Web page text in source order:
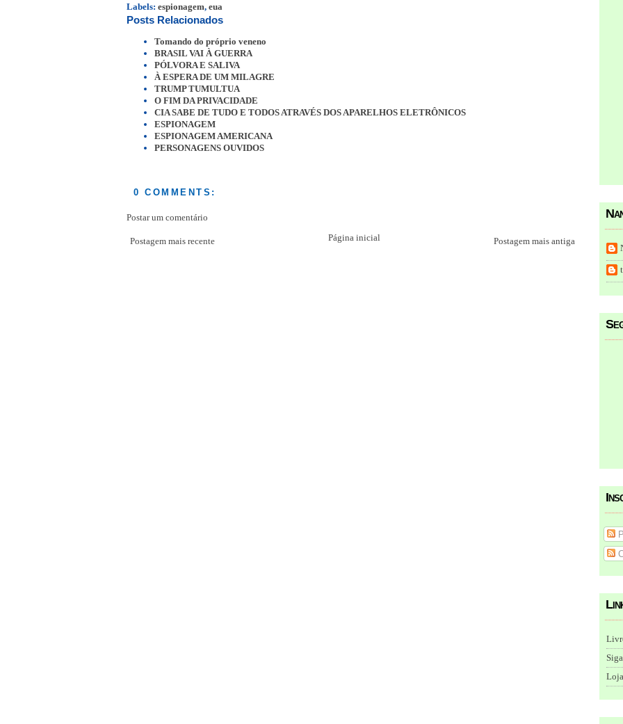
Labels: espionagem, eua
Posts Relacionados
Tomando do próprio veneno
BRASIL VAI À GUERRA
PÓLVORA E SALIVA
À ESPERA DE UM MILAGRE
TRUMP TUMULTUA
O FIM DA PRIVACIDADE
CIA SABE DE TUDO E TODOS ATRAVÉS DOS APARELHOS ELETRÔNICOS
ESPIONAGEM
ESPIONAGEM AMERICANA
PERSONAGENS OUVIDOS
0 COMMENTS:
Postar um comentário
Postagem mais recente Postagem mais antiga
Página inicial